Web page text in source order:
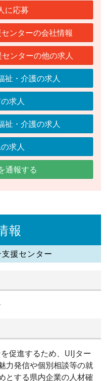
に応募
ンターの会社情報
ンターの他の求人
祉・介護の求人
求人
祉・介護の求人
求人
通報する
報
援センター
促進するため、UIJター
力発信や個別相談等の就
とする県内企業の人材確